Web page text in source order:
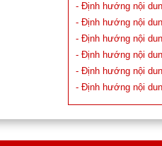
- Định hướng nội
- Định hướng nội
- Định hướng nội
- Định hướng nội
- Định hướng nội
- Định hướng nội